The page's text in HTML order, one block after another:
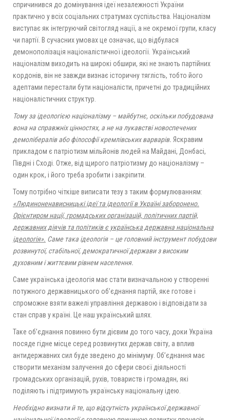
спричинився до домінування ідеї незалежності України
практично у всіх соціальних стратумах суспільства. Націоналізм
виступає як інтегруючий світогляд нації, а не окремої групи, класу
чи партії. В сучасних умовах це означає, що відбулася
демонополізація націоналістичної ідеології. Український
націоналізм виходить на широкі обшири, які не знають партійних
кордонів, він не завжди визнає історичну тяглість, тобто його
адептами перестали бути націоналісти, причетні до традиційних
націоналістичних структур.
Тому за ідеологією націоналізму– майбутнє, оскільки побудована
вона на справжніх цінностях, а не на лукавстві новоспечених
демолібералів або філософії кремлівських варварів. Яскравим
прикладом є патріотизм мільйонів людей на Майдані, Донбасі,
Півдні і Сході. Отже, від щирого патріотизму до націоналізму –
один крок, і його треба зробити і закріпити.
Тому потрібно чіткіше виписати тезу з таким формулюванням:
«Людиноненависницькі ідеї та ідеології в Україні заборонено.
Орієнтиром нації, громадських організацій, політичних партій,
державних діячів та політиків є українська державна національна
ідеологія». Саме така ідеологія – це головний інструмент побудови
розвинутої, стабільної, демократичної держави з високим
духовним і життєвим рівнем населення.
Саме українська ідеологія має стати визначальною у створенні
потужного державницького об’єднання партій, яке готове і
спроможне взяти важелі управління державою і відповідати за
стан справ у країні. Це наш український шлях.
Таке об’єднання повинно бути дієвим до того часу, доки Україна
посяде гідне місце серед розвинутих держав світу, а вплив
антидержавних сил буде зведено до мінімуму. Об’єднання має
створити механізм залучення до сфери своєї діяльності
громадських організацій, рухів, товариств і громадян, які
поділяють і підтримують українську національну ідею.
Необхідно визнати й те, що відсутність української державної